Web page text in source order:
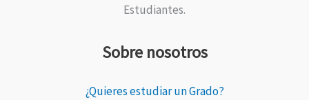
Estudiantes.
Sobre nosotros
¿Quieres estudiar un Grado?